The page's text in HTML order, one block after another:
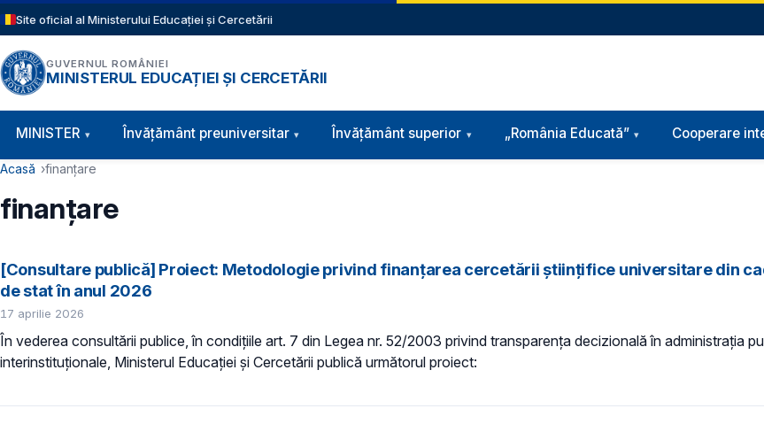
Sari la conținutul principal
Site oficial al Ministerului Educației și Cercetării
GUVERNUL ROMÂNIEI
MINISTERUL EDUCAȚIEI ȘI CERCETĂRII
Navigație principală
MINISTER Învăţământ preuniversitar Învățământ superior „România Educată” Cooperare
Cale de navigare
Acasă finanțare
finanțare
[Consultare publică] Proiect: Metodologie privind finanțarea cercetării științifice universitare din
de stat în anul 2026
17 aprilie 2026
În vederea consultării publice, în condiţiile art. 7 din Legea nr. 52/2003 privind transparenţa decizională în administraţia
interinstituționale, Ministerul Educaţiei și Cercetării publică următorul proiect: